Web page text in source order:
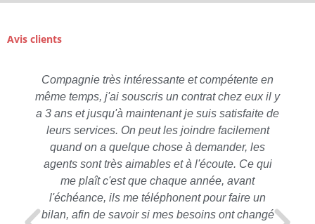
Avis clients
Compagnie très intéressante et compétente en
même temps, j'ai souscris un contrat chez eux il y
a 3 ans et jusqu'à maintenant je suis satisfaite de
leurs services. On peut les joindre facilement
quand on a quelque chose à demander, les
agents sont très aimables et à l'écoute. Ce qui
me plaît c'est que chaque année, avant
l'échéance, ils me téléphonent pour faire un
bilan, afin de savoir si mes besoins ont changé